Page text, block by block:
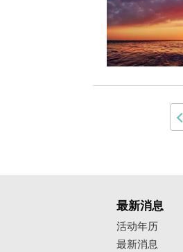
最新消息
活动年历
最新消息